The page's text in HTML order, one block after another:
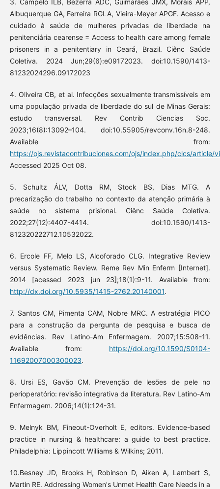
3. Campelo ILB, Bezerra ADC, Guimarães JMX, Morais APP,
Albuquerque GA, Ferreira RGLA, Vieira-Meyer APGF. Acesso e
cuidado à saúde de mulheres privadas de liberdade na
penitenciária cearense = Access to health care among female
prisoners in a penitentiary in Ceará, Brazil. Ciênc Saúde
Coletiva. 2024 Jun;29(6):e09172023. doi:10.1590/1413-
81232024296.09172023
4. Oliveira CB, et al. Infecções sexualmente transmissíveis em
uma população privada de liberdade do sul de Minas Gerais:
estudo transversal. Rev Contrib Ciencias Soc.
2023;16(8):13092–104. doi:10.55905/revconv.16n.8-248.
Available from:
https://ojs.revistacontribuciones.com/ojs/index.php/clcs/article/
Accessed 2025 Oct 08.
5. Schultz ÁLV, Dotta RM, Stock BS, Dias MTG. A
precarização do trabalho no contexto da atenção primária à
saúde no sistema prisional. Ciênc Saúde Coletiva.
2022;27(12):4407-4414. doi:10.1590/1413-
812320222712.10532022.
6. Ercole FF, Melo LS, Alcoforado CLG. Integrative Review
versus Systematic Review. Reme Rev Min Enferm [Internet].
2014 [acessed 2023 jun 23];18(1):9-11. Available from:
http://dx.doi.org/10.5935/1415-2762.20140001.
7. Santos CM, Pimenta CAM, Nobre MRC. A estratégia PICO
para a construção da pergunta de pesquisa e busca de
evidências. Rev Latino-Am Enfermagem. 2007;15:508-11.
Available from: https://doi.org/10.1590/S0104-
11692007000300023.
8. Ursi ES, Gavão CM. Prevenção de lesões de pele no
perioperatório: revisão integrativa da literatura. Rev Latino-Am
Enfermagem. 2006;14(1):124-31.
9. Melnyk BM, Fineout-Overholt E, editors. Evidence-based
practice in nursing & healthcare: a guide to best practice.
Philadelphia: Lippincott Williams & Wilkins; 2011.
10.Besney JD, Brooks H, Robinson D, Aiken A, Lambert S,
Martin RE. Addressing Women's Unmet Health Care Needs in a